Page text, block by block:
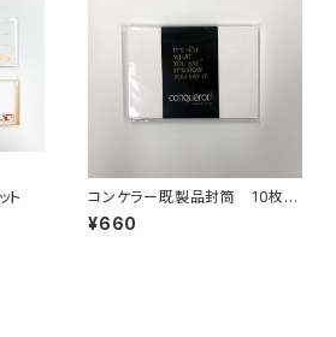
ト
コンケラー既製品封筒 10枚入
り【C6サイズ】
¥660